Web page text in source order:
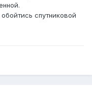
спутниковой